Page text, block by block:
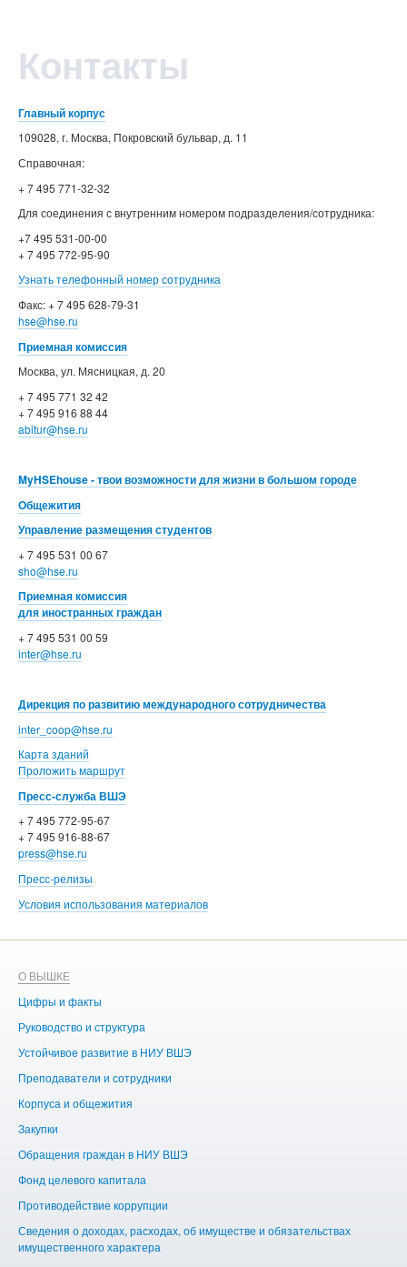
Контакты
Главный корпус
109028, г. Москва, Покровский бульвар, д. 11
Справочная:
+ 7 495 771-32-32
Для соединения с внутренним номером подразделения/сотрудника:
+7 495 531-00-00
+ 7 495 772-95-90
Узнать телефонный номер сотрудника
Факс: + 7 495 628-79-31
hse@hse.ru
Приемная комиссия
Москва, ул. Мясницкая, д. 20
+ 7 495 771 32 42
+ 7 495 916 88 44
abitur@hse.ru
MyHSEhouse - твои возможности для жизни в большом городе
Общежития
Управление размещения студентов
+ 7 495 531 00 67
sho@hse.ru
Приемная комиссия
для иностранных граждан
+ 7 495 531 00 59
inter@hse.ru
Дирекция по развитию международного сотрудничества
inter_coop@hse.ru
Карта зданий
Проложить маршрут
Пресс-служба ВШЭ
+ 7 495 772-95-67
+ 7 495 916-88-67
press@hse.ru
Пресс-релизы
Условия использования материалов
О ВЫШКЕ
Цифры и факты
Руководство и структура
Устойчивое развитие в НИУ ВШЭ
Преподаватели и сотрудники
Корпуса и общежития
Закупки
Обращения граждан в НИУ ВШЭ
Фонд целевого капитала
Противодействие коррупции
Сведения о доходах, расходах, об имуществе и обязательствах
имущественного характера